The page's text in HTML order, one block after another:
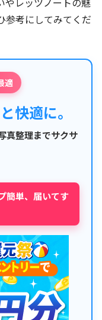
参考にしてみてくだ
適
快適に。
真整理までサクサ
簡単、届いてす